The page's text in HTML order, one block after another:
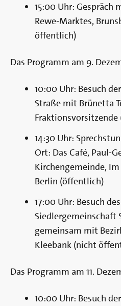
15:00 Uhr: Gespräch
Rewe-Marktes,
öffentlich)
Das Programm am 9.
10:00 Uhr: Besuch
Straße mit Brünetta
14:30 Uhr:
Ort: Das Café, Paul-
Kirchengemeinde, Im
Berlin (öffentlich)
17:00 Uhr: Besuch
Siedlergemeinschaft
gemeinsam mit
Kleebank (nicht
Das Programm am 11.
10:00 Uhr: Besuch